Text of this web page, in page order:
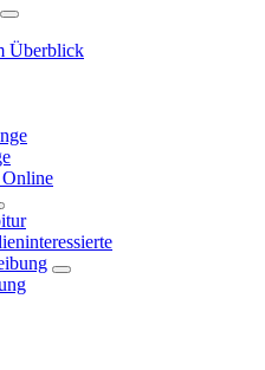
Überblick